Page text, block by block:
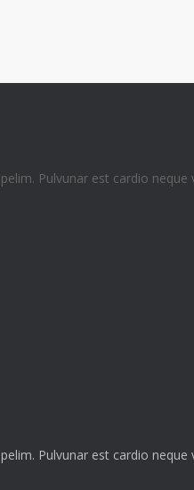
Pulvunar est cardio neque
Pulvunar est cardio